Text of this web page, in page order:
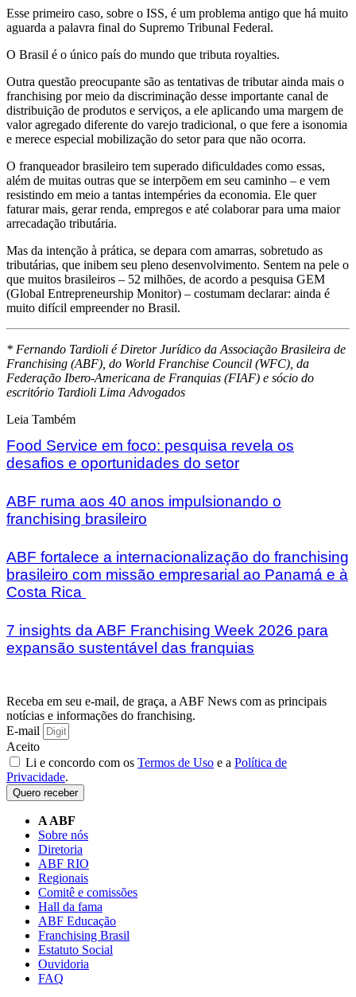
Esse primeiro caso, sobre o ISS, é um problema antigo que há muito
aguarda a palavra final do Supremo Tribunal Federal.
O Brasil é o único país do mundo que tributa royalties.
Outra questão preocupante são as tentativas de tributar ainda mais o
franchising por meio da discriminação desse importante canal de
distribuição de produtos e serviços, a ele aplicando uma margem de
valor agregado diferente do varejo tradicional, o que fere a isonomia
e merece especial mobilização do setor para que não ocorra.
O franqueador brasileiro tem superado dificuldades como essas,
além de muitas outras que se interpõem em seu caminho – e vem
resistindo em meio a tantas intempéries da economia. Ele quer
faturar mais, gerar renda, empregos e até colaborar para uma maior
arrecadação tributária.
Mas da intenção à prática, se depara com amarras, sobretudo as
tributárias, que inibem seu pleno desenvolvimento. Sentem na pele o
que muitos brasileiros – 52 milhões, de acordo a pesquisa GEM
(Global Entrepreneurship Monitor) – costumam declarar: ainda é
muito difícil empreender no Brasil.
* Fernando Tardioli é Diretor Jurídico da Associação Brasileira de
Franchising (ABF), do World Franchise Council (WFC), da
Federação Ibero-Americana de Franquias (FIAF) e sócio do
escritório Tardioli Lima Advogados
Leia Também
Food Service em foco: pesquisa revela os
desafios e oportunidades do setor
ABF ruma aos 40 anos impulsionando o
franchising brasileiro
ABF fortalece a internacionalização do franchising
brasileiro com missão empresarial ao Panamá e à
Costa Rica
7 insights da ABF Franchising Week 2026 para
expansão sustentável das franquias
Receba em seu e-mail, de graça, a ABF News com as principais
notícias e informações do franchising.
E-mail
Aceito
Li e concordo com os Termos de Uso e a Política de
Privacidade.
Quero receber
A ABF
Sobre nós
Diretoria
ABF RIO
Regionais
Comitê e comissões
Hall da fama
ABF Educação
Franchising Brasil
Estatuto Social
Ouvidoria
FAQ